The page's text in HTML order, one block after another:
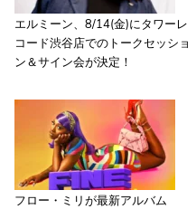
エルミーン、8/14(金)にタワーレ
コード渋谷店でのトークセッショ
ン＆サイン会が決定！
フロー・ミリが最新アルバム